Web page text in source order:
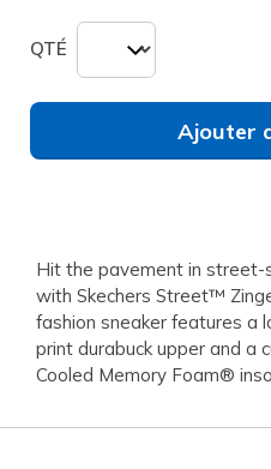
QTÉ
Ajouter
Hit the pavement in
with Skechers Street™
fashion sneaker features a
print durabuck upper and a
Cooled Memory Foam®